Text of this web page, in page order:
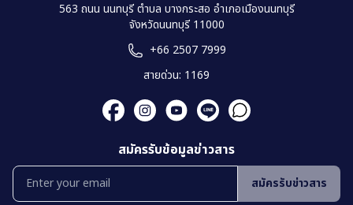
563 ถนน นนทบุรี ตำบล บางกระสอ อำเภอเมืองนนทบุรี
จังหวัดนนทบุรี 11000
+66 2507 7999
สายด่วน: 1169
สมัครรับข้อมูลข่าวสาร
สมัครรับข่าวสาร